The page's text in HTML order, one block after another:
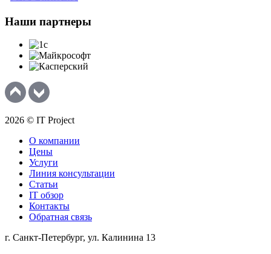
Наши партнеры
2026 © IT Project
О компании
Цены
Услуги
Линия консультации
Статьи
IT обзор
Контакты
Обратная связь
г. Санкт-Петербург, ул. Калинина 13